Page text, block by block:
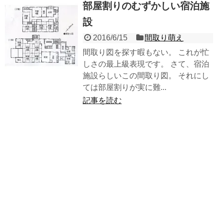
部屋割りのむずかしい宿泊施
設
2016/6/15
間取り萌え
間取り図を探す暇もない。 これが忙
しさの最上級表現です。 さて、宿泊
施設らしいこの間取り図。 それにし
ては部屋割りが実に難...
記事を読む